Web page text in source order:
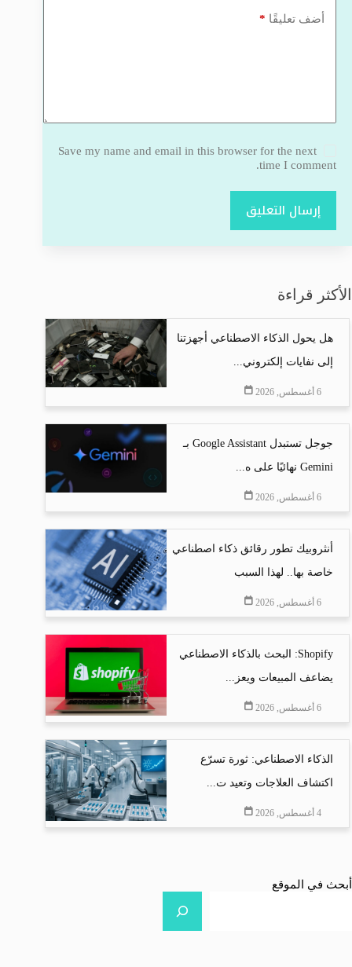
أضف تعليقًا *
Save my name and email in this browser for the next
time I comment.
إرسال التعليق
الأكثر قراءة
هل يحول الذكاء الاصطناعي أجهزتنا
إلى نفايات إلكتروني...
6 أغسطس, 2026
جوجل تستبدل Google Assistant بـ
Gemini نهائيًا على ه...
6 أغسطس, 2026
أنثروبيك تطور رقائق ذكاء اصطناعي
خاصة بها.. لهذا السبب
6 أغسطس, 2026
Shopify: البحث بالذكاء الاصطناعي
يضاعف المبيعات ويعز...
6 أغسطس, 2026
الذكاء الاصطناعي: ثورة تسرّع
اكتشاف العلاجات وتعيد ت...
4 أغسطس, 2026
أبحث في الموقع